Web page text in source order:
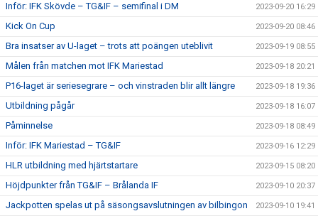
Inför: IFK Skövde – TG&IF – semifinal i DM 2023-09-20 16:29
Kick On Cup 2023-09-20 08:46
Bra insatser av U-laget – trots att poängen uteblivit 2023-09-19 08:55
Målen från matchen mot IFK Mariestad 2023-09-18 20:21
P16-laget är seriesegrare – och vinstraden blir allt längre 2023-09-18 19:36
Utbildning pågår 2023-09-18 16:07
Påminnelse 2023-09-18 08:49
Inför: IFK Mariestad – TG&IF 2023-09-16 12:29
HLR utbildning med hjärtstartare 2023-09-15 08:20
Höjdpunkter från TG&IF – Brålanda IF 2023-09-10 20:37
Jackpotten spelas ut på säsongsavslutningen av bilbingon 2023-09-10 19:41